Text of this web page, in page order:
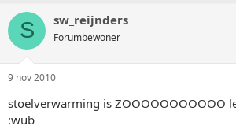
S sw_reijnders
Forumbewoner
9 nov 2010
stoelverwarming is ZOOOOOOOOOOO
:wub